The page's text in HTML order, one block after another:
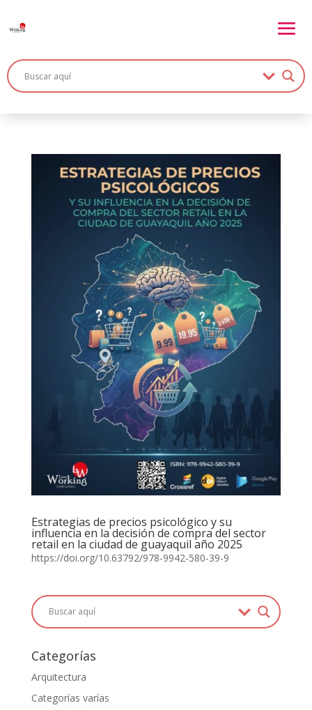
Estrategias de precios psicológico y su
influencia en la decisión de compra del sector
retail en la ciudad de guayaquil año 2025
https://doi.org/10.63792/978-9942-580-39-9
Categorías
Arquitectura
Categorías varías